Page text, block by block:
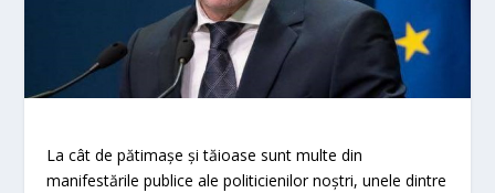
La cât de pătimaşe şi tăioase sunt multe din
manifestările publice ale politicienilor noştri, unele dintre